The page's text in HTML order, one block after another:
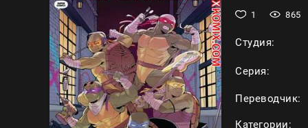
1 865
Студия:
Серия:
Переводчик:
Категории: